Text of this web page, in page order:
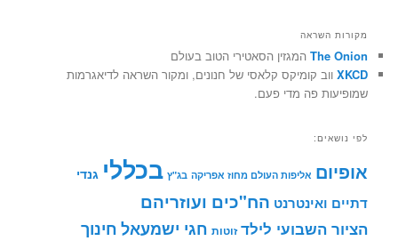
מקורות השראה
The Onion המגזין הסאטירי הטוב בעולם
XKCD ווב קומיקס קלאסי של חנונים, ומקור השראה לדיאגרמות
שמופיעות פה מדי פעם.
לפי נושאים:
אופיום אליפות העולם מחוז אפריקה בג"ץ בכללי גנדי
דתיים ואינטרנט הח"כים ועוזריהם
הציור השבועי לילד זוטות חגי ישמעאל חינוך